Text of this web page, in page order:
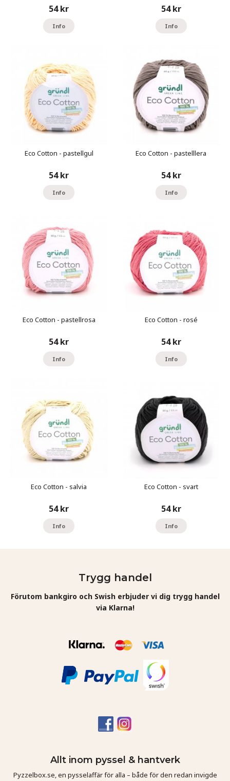
54 kr
Info
54 kr
Info
Eco Cotton - pastellgul
54 kr
Info
Eco Cotton - pastelllera
54 kr
Info
Eco Cotton - pastellrosa
54 kr
Info
Eco Cotton - rosé
54 kr
Info
Eco Cotton - salvia
54 kr
Info
Eco Cotton - svart
54 kr
Info
Trygg handel
Förutom bankgiro och Swish erbjuder vi dig trygg handel
via Klarna!
Allt inom pyssel & hantverk
Pyzzelbox.se, en pysselaffär för alla – både för den redan invigde